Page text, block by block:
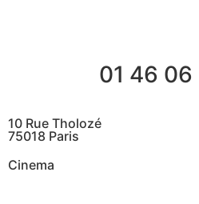
01 46 06
10 Rue Tholozé
75018 Paris
Cinema